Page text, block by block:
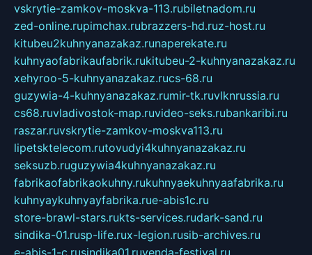
vskrytie-zamkov-moskva-113.rubiletnadom.ru
zed-online.rupimchax.rubrazzers-hd.ruz-host.ru
kitubeu2kuhnyanazakaz.runaperekate.ru
kuhnyaofabrikaufabrik.rukitubeu-2-kuhnyanazakaz.ru
xehyroo-5-kuhnyanazakaz.rucs-68.ru
guzywia-4-kuhnyanazakaz.rumir-tk.ruvlknrussia.ru
cs68.ruvladivostok-map.ruvideo-seks.rubankaribi.ru
raszar.ruvskrytie-zamkov-moskva113.ru
lipetsktelecom.rutovudyi4kuhnyanazakaz.ru
seksuzb.ruguzywia4kuhnyanazakaz.ru
fabrikaofabrikaokuhny.rukuhnyaekuhnyaafabrika.ru
kuhnyaykuhnyayfabrika.rue-abis1c.ru
store-brawl-stars.rukts-services.rudark-sand.ru
sindika-01.rusp-life.rux-legion.rusib-archives.ru